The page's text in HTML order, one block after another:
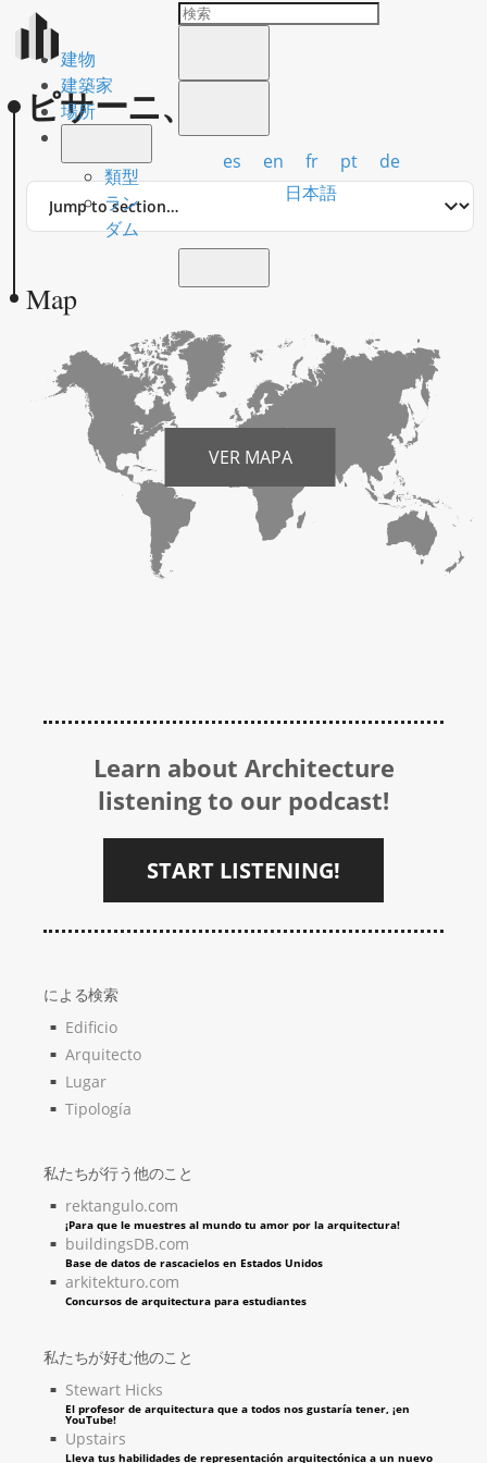
建物
建築家
場所
類型
ラン
ダム
es en fr pt
de
日本語
ピサーニ、ホセ
Jump
Map
VER MAPA
Learn about Architecture
listening to our podcast!
START LISTENING!
による検索
Edificio
Arquitecto
Lugar
Tipología
私たちが行う他のこと
rektangulo.com
¡Para que le muestres al mundo tu amor por la arquitectura!
buildingsDB.com
Base de datos de rascacielos en Estados Unidos
arkitekturo.com
Concursos de arquitectura para estudiantes
私たちが好む他のこと
Stewart Hicks
El profesor de arquitectura que a todos nos gustaría tener, ¡en
YouTube!
Upstairs
Lleva tus habilidades de representación arquitectónica a un nuevo